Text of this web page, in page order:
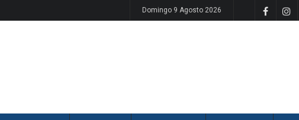
Domingo 9 Agosto 2026